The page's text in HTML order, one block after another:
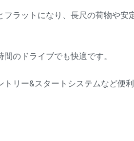
ラットになり、長尺の荷物や安
のドライブでも快適です。
リー&スタートシステムなど便